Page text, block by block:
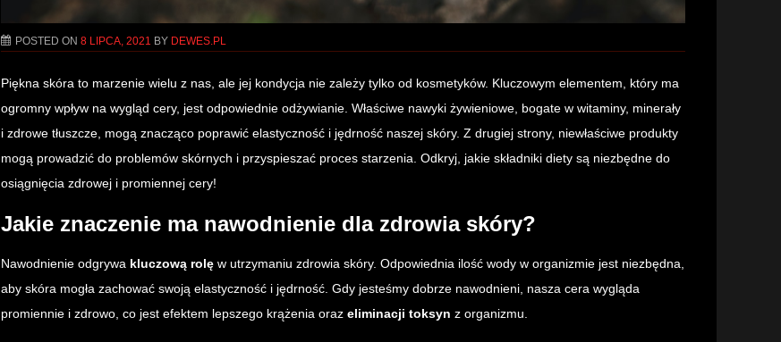
POSTED ON 8 LIPCA, 2021 BY DEWES.PL
Piękna skóra to marzenie wielu z nas, ale jej kondycja nie zależy tylko od kosmetyków. Kluczowym elementem, który ma
ogromny wpływ na wygląd cery, jest odpowiednie odżywianie. Właściwe nawyki żywieniowe, bogate w witaminy, minerały
i zdrowe tłuszcze, mogą znacząco poprawić elastyczność i jędrność naszej skóry. Z drugiej strony, niewłaściwe produkty
mogą prowadzić do problemów skórnych i przyspieszać proces starzenia. Odkryj, jakie składniki diety są niezbędne do
osiągnięcia zdrowej i promiennej cery!
Jakie znaczenie ma nawodnienie dla zdrowia skóry?
Nawodnienie odgrywa kluczową rolę w utrzymaniu zdrowia skóry. Odpowiednia ilość wody w organizmie jest niezbędna,
aby skóra mogła zachować swoją elastyczność i jędrność. Gdy jesteśmy dobrze nawodnieni, nasza cera wygląda
promiennie i zdrowo, co jest efektem lepszego krążenia oraz eliminacji toksyn z organizmu.